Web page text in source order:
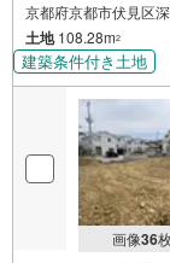
京都府京都市伏見区
土地108.28m2
建築条件付き土地
画像36